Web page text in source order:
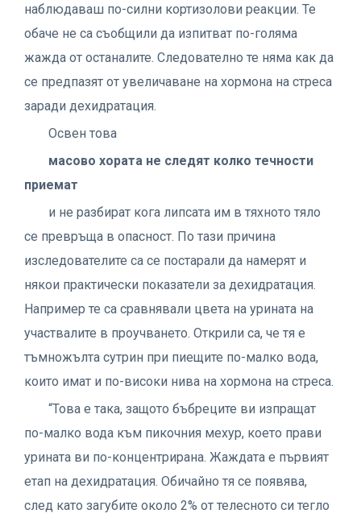
наблюдаваш по-силни кортизолови реакции. Те
обаче не са съобщили да изпитват по-голяма
жажда от останалите. Следователно те няма как да
се предпазят от увеличаване на хормона на стреса
заради дехидратация.
Освен това
масово хората не следят колко течности
приемат
и не разбират кога липсата им в тяхното тяло
се превръща в опасност. По тази причина
изследователите са се постарали да намерят и
някои практически показатели за дехидратация.
Например те са сравнявали цвета на урината на
участвалите в проучването. Открили са, че тя е
тъмножълта сутрин при пиещите по-малко вода,
които имат и по-високи нива на хормона на стреса.
“Това е така, защото бъбреците ви изпращат
по-малко вода към пикочния мехур, което прави
урината ви по-концентрирана. Жаждата е първият
етап на дехидратация. Обичайно тя се появява,
след като загубите около 2% от телесното си тегло